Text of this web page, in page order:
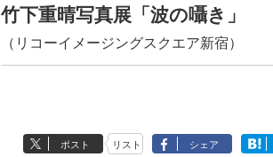
竹下重晴写真展「波の囁き」
（リコーイメージングスクエア新宿）
ポスト リスト シェア